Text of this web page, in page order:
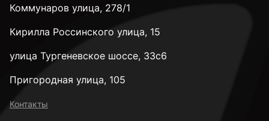
Коммунаров улица, 278/1
Кирилла Россинского улица, 15
улица Тургеневское шоссе, 33с6
Пригородная улица, 105
Контакты